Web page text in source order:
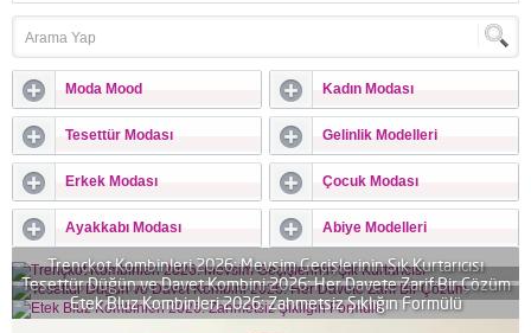
Moda Mood Kadın Modası
Tesettür Modası Gelinlik Modelleri
Erkek Modası Çocuk Modası
Ayakkabı Modası Abiye Modelleri
Trençkot Kombinleri 2026: Mevsim Geçişlerinin Şık Kurtarıcısı
Tesettür Düğün ve Davet Kombini 2026: Her Davete Zarif Bir Çözüm
Etek Bluz Kombinleri 2026: Zahmetsiz Şıklığın Formülü